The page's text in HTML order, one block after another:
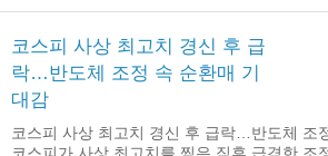
코스피 사상 최고치 경신 후 급
락…반도체 조정 속 순환매 기
대감
코스피 사상 최고치 경신 후 급락…반도체 조
코스피가 사상 최고치를 찍은 직후 급격한 조